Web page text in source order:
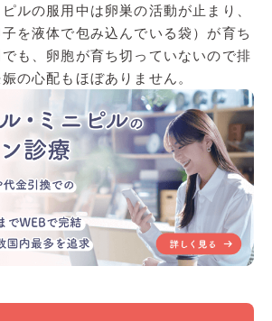
ルの服用中は卵巣の活動が止まり、
を液体で包み込んでいる袋）が育ち
も、卵胞が育ち切っていないので排
の心配もほぼありません。